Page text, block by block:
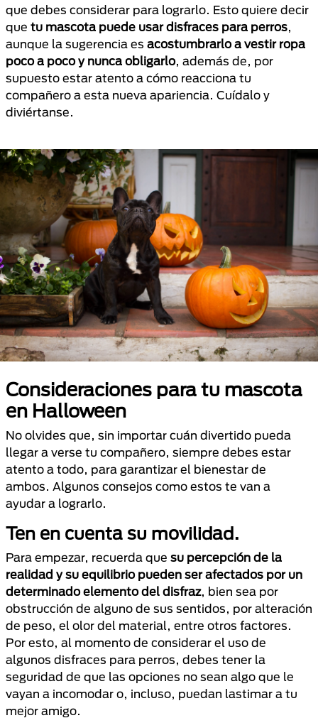
que debes considerar para lograrlo. Esto quiere decir
que tu mascota puede usar disfraces para perros,
aunque la sugerencia es acostumbrarlo a vestir ropa
poco a poco y nunca obligarlo, además de, por
supuesto estar atento a cómo reacciona tu
compañero a esta nueva apariencia. Cuídalo y
diviértanse.
Consideraciones para tu mascota
en Halloween
No olvides que, sin importar cuán divertido pueda
llegar a verse tu compañero, siempre debes estar
atento a todo, para garantizar el bienestar de
ambos. Algunos consejos como estos te van a
ayudar a lograrlo.
Ten en cuenta su movilidad.
Para empezar, recuerda que su percepción de la
realidad y su equilibrio pueden ser afectados por un
determinado elemento del disfraz, bien sea por
obstrucción de alguno de sus sentidos, por alteración
de peso, el olor del material, entre otros factores.
Por esto, al momento de considerar el uso de
algunos disfraces para perros, debes tener la
seguridad de que las opciones no sean algo que le
vayan a incomodar o, incluso, puedan lastimar a tu
mejor amigo.